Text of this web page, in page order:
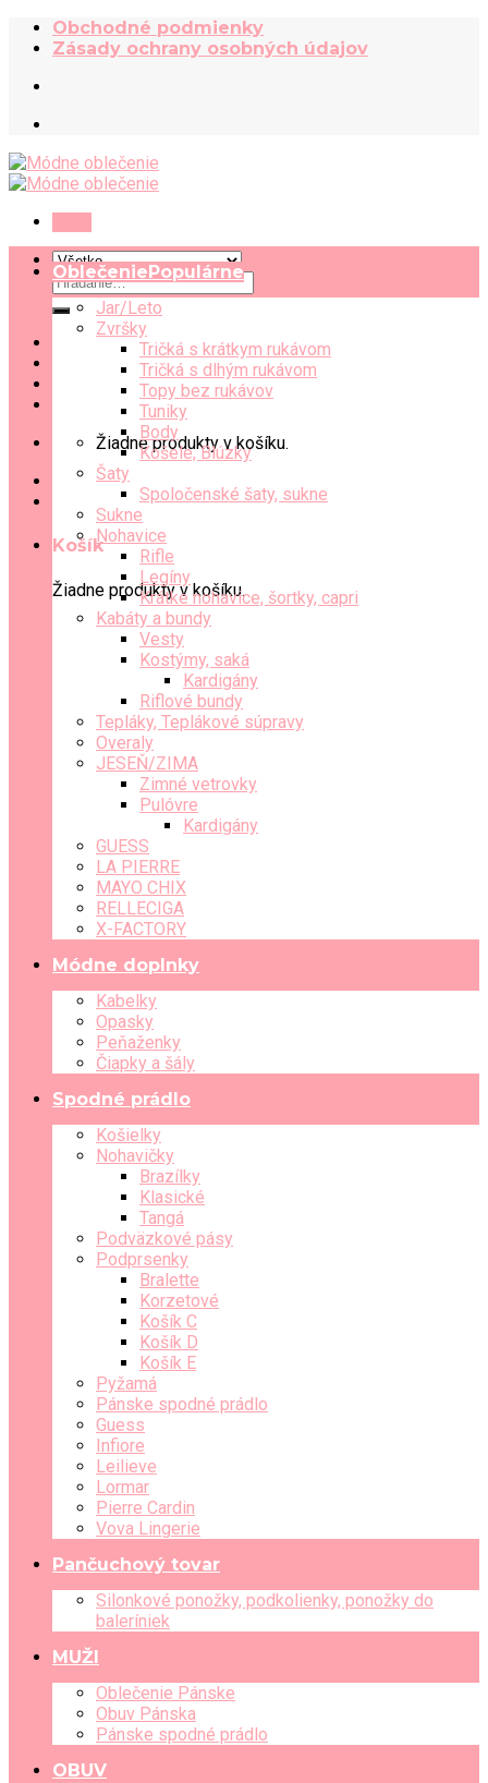
Skip
Obchodné podmienky
Zásady ochrany osobných údajov
Hľadať:
Žiadne produkty v košíku.
Košík
Žiadne produkty v košíku.
Oblečenie
Jar/Leto
Zvršky
Tričká s krátkym rukávom
Tričká s dlhým rukávom
Topy bez rukávov
Tuniky
Body
Košele, Blúzky
Šaty
Spoločenské šaty, sukne
Sukne
Nohavice
Rifle
Legíny
Krátke nohavice, šortky, capri
Kabáty a bundy
Vesty
Kostýmy, saká
Kardigány
Riflové bundy
Tepláky, Teplákové súpravy
Overaly
JESEŇ/ZIMA
Zimné vetrovky
Pulóvre
Kardigány
GUESS
LA PIERRE
MAYO CHIX
RELLECIGA
X-FACTORY
Módne doplnky
Kabelky
Opasky
Peňaženky
Čiapky a šály
Spodné prádlo
Košielky
Nohavičky
Brazílky
Klasické
Tangá
Podväzkové pásy
Podprsenky
Bralette
Korzetové
Košík C
Košík D
Košík E
Pyžamá
Pánske spodné prádlo
Guess
Infiore
Leilieve
Lormar
Pierre Cardin
Vova Lingerie
Pančuchový tovar
Silonkové ponožky, podkolienky, ponožky do
baleríniek
MUŽI
Oblečenie Pánske
Obuv Pánska
Pánske spodné prádlo
OBUV